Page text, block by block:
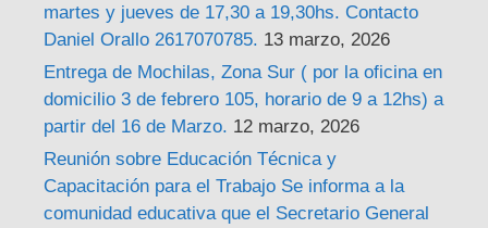
martes y jueves de 17,30 a 19,30hs. Contacto
Daniel Orallo 2617070785. 13 marzo, 2026
Entrega de Mochilas, Zona Sur ( por la oficina en
domicilio 3 de febrero 105, horario de 9 a 12hs) a
partir del 16 de Marzo. 12 marzo, 2026
Reunión sobre Educación Técnica y
Capacitación para el Trabajo Se informa a la
comunidad educativa que el Secretario General